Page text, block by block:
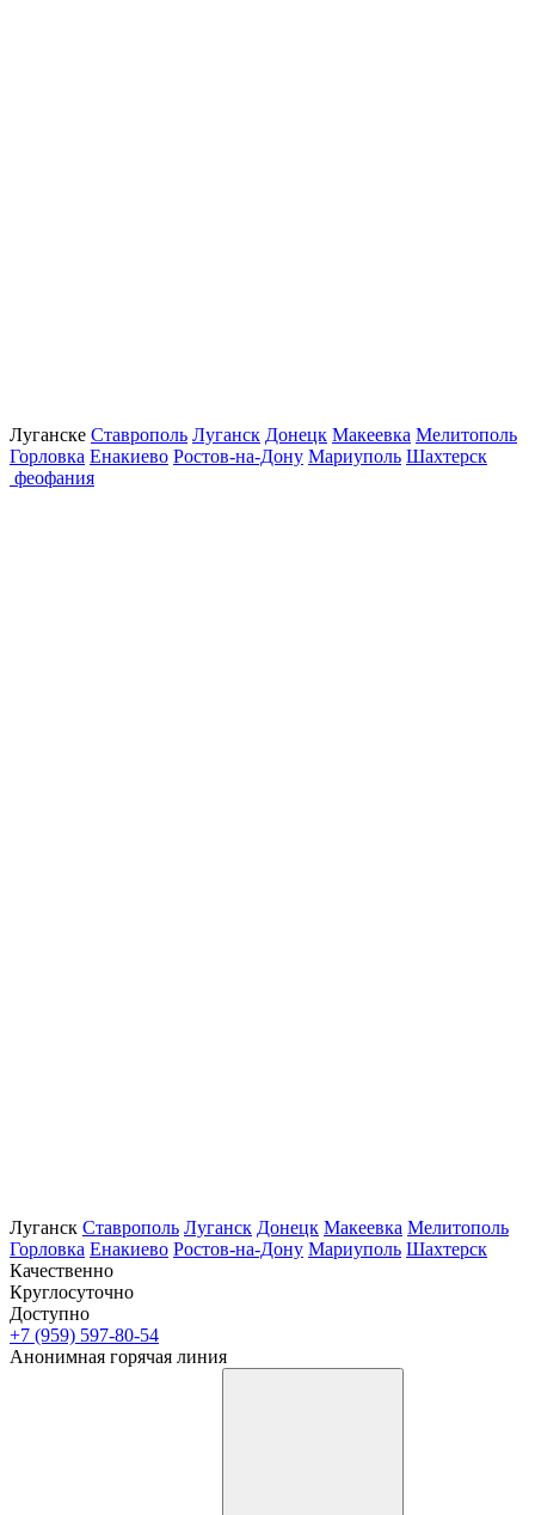
Луганске Ставрополь Луганск Донецк Макеевка Мелитополь
Горловка Енакиево Ростов-на-Дону Мариуполь Шахтерск
феофания
Луганск Ставрополь Луганск Донецк Макеевка Мелитополь
Горловка Енакиево Ростов-на-Дону Мариуполь Шахтерск
Качественно
Круглосуточно
Доступно
+7 (959) 597-80-54
Анонимная горячая линия